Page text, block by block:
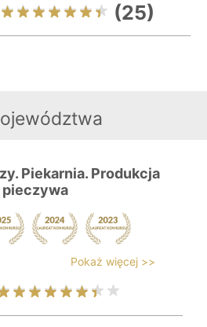
(25)
Piekarnia. Produkcja
pieczywa
Pokaż więcej >>